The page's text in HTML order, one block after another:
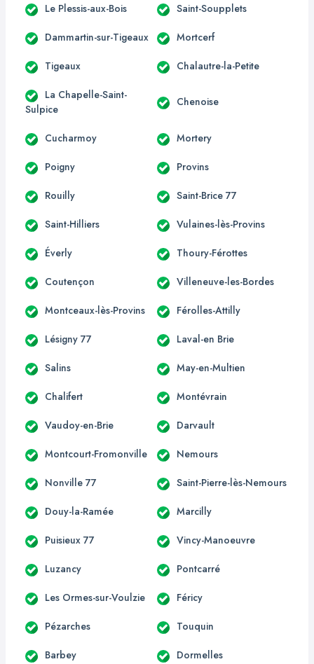
Le Plessis-aux-Bois Saint-Soupplets
Dammartin-sur-Tigeaux Mortcerf
Tigeaux Chalautre-la-Petite
La Chapelle-Saint-
Sulpice
Chenoise
Cucharmoy Mortery
Poigny Provins
Rouilly Saint-Brice 77
Saint-Hilliers Vulaines-lès-Provins
Éverly Thoury-Férottes
Coutençon Villeneuve-les-Bordes
Montceaux-lès-Provins Férolles-Attilly
Lésigny 77 Laval-en Brie
Salins May-en-Multien
Chalifert Montévrain
Vaudoy-en-Brie Darvault
Montcourt-Fromonville Nemours
Nonville 77 Saint-Pierre-lès-Nemours
Douy-la-Ramée Marcilly
Puisieux 77 Vincy-Manoeuvre
Luzancy Pontcarré
Les Ormes-sur-Voulzie Féricy
Pézarches Touquin
Barbey Dormelles